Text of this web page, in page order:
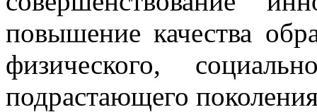
повышение качества
физического,
подрастающего